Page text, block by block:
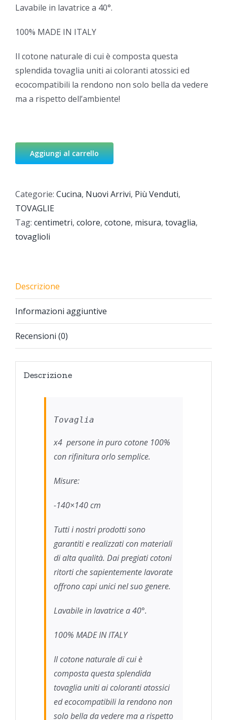
Lavabile in lavatrice a 40°.
100% MADE IN ITALY
Il cotone naturale di cui è composta questa
splendida tovaglia uniti ai coloranti atossici ed
ecocompatibili la rendono non solo bella da vedere
ma a rispetto dell’ambiente!
Aggiungi al carrello
Categorie: Cucina, Nuovi Arrivi, Più Venduti,
TOVAGLIE
Tag: centimetri, colore, cotone, misura, tovaglia,
tovaglioli
Descrizione
Informazioni aggiuntive
Recensioni (0)
Descrizione
Tovaglia
x4 persone in puro cotone 100%
con rifinitura orlo semplice.
Misure:
-140×140 cm
Tutti i nostri prodotti sono
garantiti e realizzati con materiali
di alta qualità. Dai pregiati cotoni
ritorti che sapientemente lavorate
offrono capi unici nel suo genere.
Lavabile in lavatrice a 40°.
100% MADE IN ITALY
Il cotone naturale di cui è
composta questa splendida
tovaglia uniti ai coloranti atossici
ed ecocompatibili la rendono non
solo bella da vedere ma a rispetto